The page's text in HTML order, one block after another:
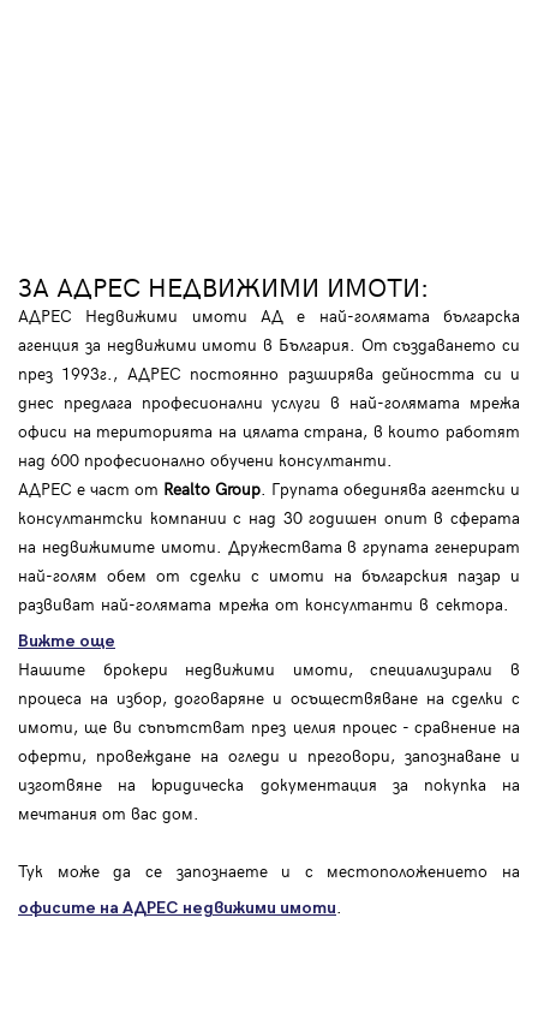
ЗА АДРЕС НЕДВИЖИМИ ИМОТИ:
АДРЕС Недвижими имоти АД е най-голямата българска
агенция за недвижими имоти в България. От създаването си
през 1993г., АДРЕС постоянно разширява дейността си и
днес предлага професионални услуги в най-голямата мрежа
офиси на територията на цялата страна, в които работят
над 600 професионално обучени консултанти.
АДРЕС е част от Realto Group. Групата обединява агентски и
консултантски компании с над 30 годишен опит в сферата
на недвижимите имоти. Дружествата в групата генерират
най-голям обем от сделки с имоти на българския пазар и
развиват най-голямата мрежа от консултанти в сектора.
Вижте още
Нашите брокери недвижими имоти, специализирали в
процеса на избор, договаряне и осъществяване на сделки с
имоти, ще ви съпътстват през целия процес - сравнение на
оферти, провеждане на огледи и преговори, запознаване и
изготвяне на юридическа документация за покупка на
мечтания от вас дом.
Тук може да се запознаете и с местоположението на
офисите на АДРЕС недвижими имоти.